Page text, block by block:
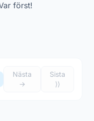
först!
Nästa
→
Sista
⟩⟩